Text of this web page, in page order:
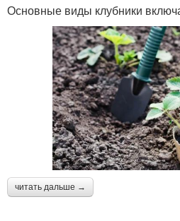
Основные виды клубники
читать дальше →